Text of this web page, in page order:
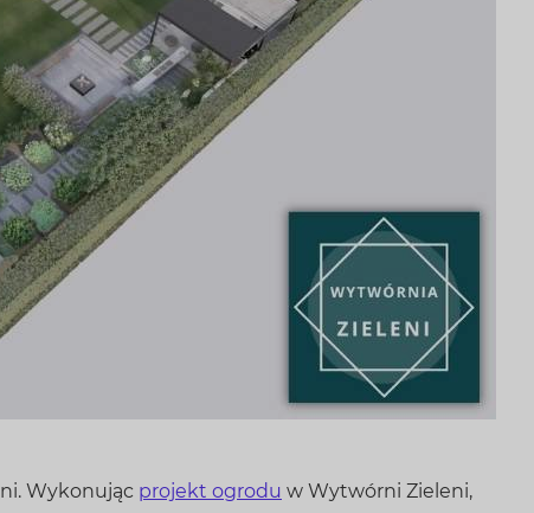
Wykonując projekt ogrodu w Wytwórni Zieleni,